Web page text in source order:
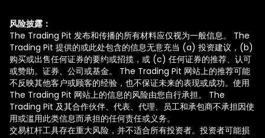
风险披露：
The Trading Pit 发布和传播的所有材料应仅视为一般信息。 The
Trading Pit 提供的或此处包含的信息无意充当 (a) 投资建议，(b)
购买或出售任何证券的要约或招揽，或 (c) 任何证券的推荐、认可
或赞助。证券、公司或基金。 The Trading Pit 网站上的推荐可能
不反映其他客户或顾客的经验，也不保证未来的表现或成功。使用
The Trading Pit 网站上的信息的风险由您自行承担。 The
Trading Pit 及其合作伙伴、代表、代理、员工和承包商不承担因使
用或滥用此类信息而承担的任何责任或义务。
交易杠杆工具存在重大风险，并不适合所有投资者。投资者可能损